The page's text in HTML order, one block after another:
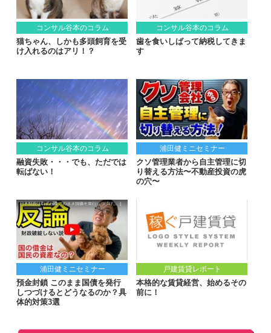
コンサル谷本のコラム
猫ちゃん、しかも多頭飼育を受
け入れるのはアリ！？
コンサル谷本のコラム
歯を食いしばって納税してきま
す
コンサル谷本のコラム
融資失敗・・・でも、ただでは
転ばない！
浦田健ミニセミナー
クソ管理業者から自主管理に切
り替える方法〜不動産投資の虎
の穴〜
浦田健ミニセミナー
預金封鎖 このまま国債を発行
しつづけるとどうなるのか？具
体的対策3選
戸建賃貸レポート
本格的な賃貸経営、始めるその
前に！